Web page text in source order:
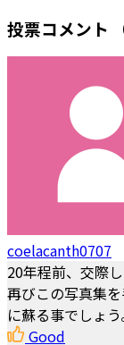
投票コメント
coelacanth0707
20年程前、交際
再びこの写真集
に蘇る事でしょう
Good